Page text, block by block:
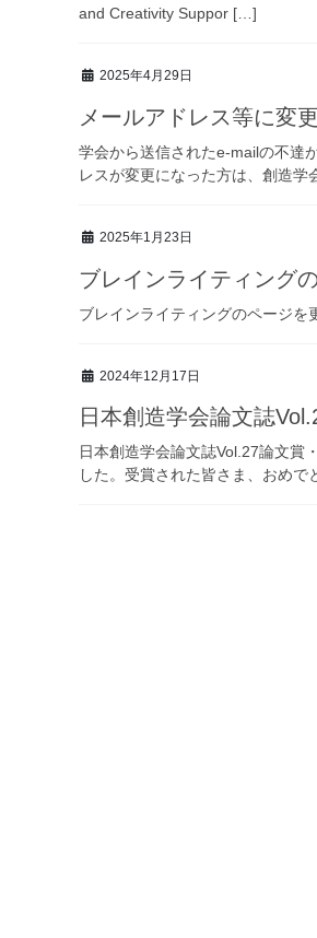
and Creativity Suppor […]
2025年4月29日
メールアドレス等に変
学会から送信されたe-mailの不達
レスが変更になった方は、創造
2025年1月23日
ブレインライティング
ブレインライティングのページを
2024年12月17日
日本創造学会論文誌
日本創造学会論文誌Vol.27論文
した。受賞された皆さま、おめ